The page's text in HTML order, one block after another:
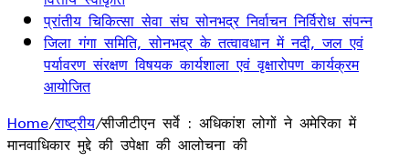
प्रांतीय चिकित्सा सेवा संघ सोनभद्र निर्वाचन निर्विरोध संपन्न
जिला गंगा समिति, सोनभद्र के तत्वावधान में नदी, जल एवं
पर्यावरण संरक्षण विषयक कार्यशाला एवं वृक्षारोपण कार्यक्रम
आयोजित
Home/राष्ट्रीय/सीजीटीएन सर्वे : अधिकांश लोगों ने अमेरिका में
मानवाधिकार मुद्दे की उपेक्षा की आलोचना की